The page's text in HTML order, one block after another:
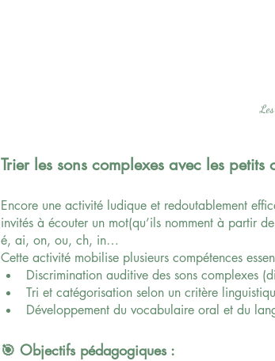
Trier les sons complexes avec les petits
Encore une activité ludique et redoutablement
invités à écouter un mot(qu’ils nomment à partir
é, ai, on, ou, ch, in…
Cette activité mobilise plusieurs compétences
Discrimination auditive des sons complexes
Tri et catégorisation selon un critère
Développement du vocabulaire oral et du
🎯 Objectifs pédagogiques :